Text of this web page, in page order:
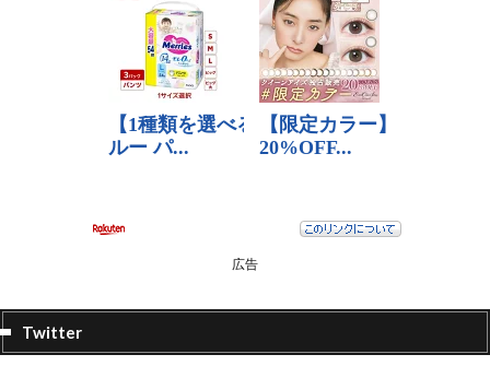
広告
Twitter